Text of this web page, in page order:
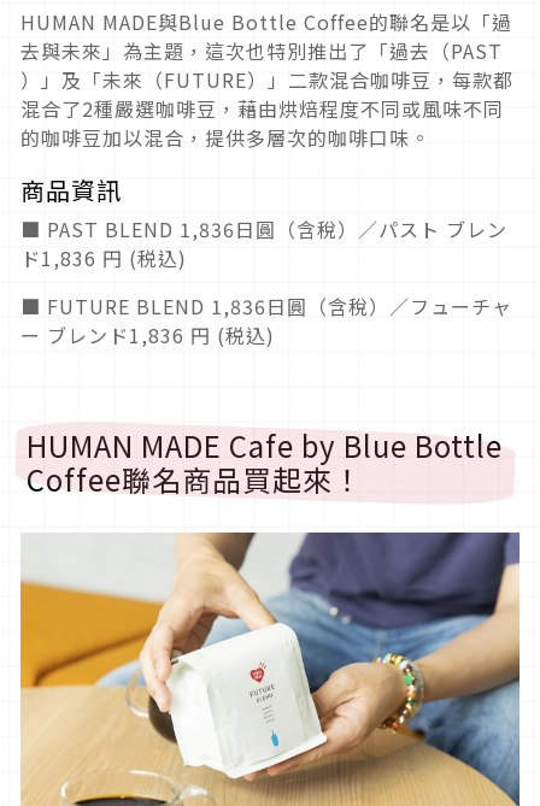
HUMAN MADE與Blue Bottle Coffee的聯名是以「過
去與未來」為主題，這次也特別推出了「過去（PAST
）」及「未來（FUTURE）」二款混合咖啡豆，每款都
混合了2種嚴選咖啡豆，藉由烘焙程度不同或風味不同
的咖啡豆加以混合，提供多層次的咖啡口味。
商品資訊
■ PAST BLEND 1,836日圓（含稅）／パスト ブレン
ド1,836 円 (税込)
■ FUTURE BLEND 1,836日圓（含稅）／フューチャ
ー ブレンド1,836 円 (税込)
HUMAN MADE Cafe by Blue Bottle
Coffee聯名商品買起來！